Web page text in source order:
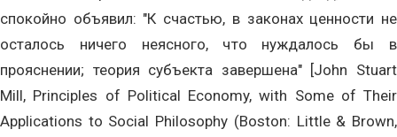
спокойно объявил: "К счастью, в законах ценности не
осталось ничего неясного, что нуждалось бы в
прояснении; теория субъекта завершена" [John Stuart
Mill, Principles of Political Economy, with Some of Their
Applications to Social Philosophy (Boston: Little & Brown,